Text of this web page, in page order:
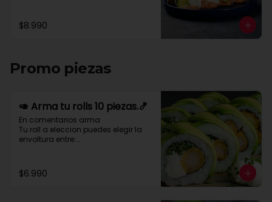
$8.990
Promo piezas
🥑 Arma tu rolls 10 piezas.🍤
En comentarios arma
Tu roll a eleccion puedes elegir la
envoltura entre:
salmon - pulpo o tempura
Para relleno puedes elegir entre:
$6.990